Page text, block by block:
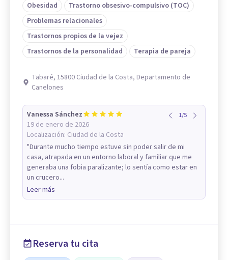
Obesidad
Trastorno obsesivo-compulsivo (TOC)
Problemas relacionales
Trastornos propios de la vejez
Trastornos de la personalidad
Terapia de pareja
Tabaré, 15800 Ciudad de la Costa, Departamento de
Canelones
Vanessa Sánchez
19 de enero de 2026
Localización: Ciudad de la Costa
1/5
"Durante mucho tiempo estuve sin poder salir de mi
casa, atrapada en un entorno laboral y familiar que me
generaba una fobia paralizante; lo sentía como estar en
un crucero...
Leer más
Reserva tu cita